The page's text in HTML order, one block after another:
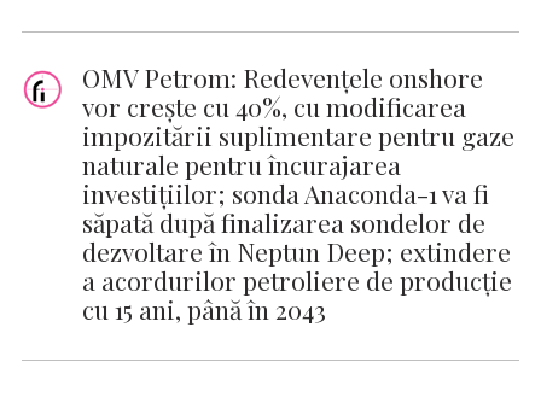
OMV Petrom: Redevențele onshore
vor crește cu 40%, cu modificarea
impozitării suplimentare pentru gaze
naturale pentru încurajarea
investițiilor; sonda Anaconda-1 va fi
săpată după finalizarea sondelor de
dezvoltare în Neptun Deep; extindere
a acordurilor petroliere de producție
cu 15 ani, până în 2043